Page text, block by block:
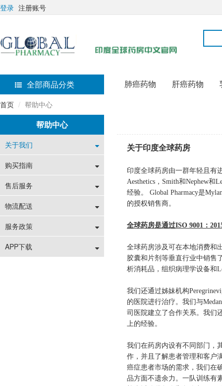
登录 注册账号
全部商品分类 肺癌药物 肝癌药物
首页 帮助中心
帮助中心
关于我们
购买指南
售后服务
物流配送
服务政策
APP下载
关于印度全球药房
印度全球药房由一群年轻且有
Aesthetics，Smith和Nephew
经验。 Global Pharmacy是
的授权销售商。
全球药房是通过ISO 9001：
全球药房涉及可在本地消费和
胶囊和片剂等垂直行业中销售
析消耗品，组织病理学设备和
我们还通过姊妹机构
的医院进行治疗。我们与
司医院建立了合作关系。我们
上的经验。
我们在药房内设有不同部门，
作，并且了解患者管理和客户
癌症患者市场的需求，我们在
品方面不遗余力。一队训练有